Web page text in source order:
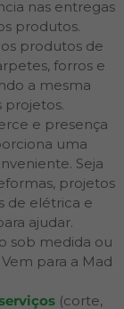
nas entregas
produtos.
produtos de
forros e
a mesma
projetos.
e presença
uma
Seja
projetos
de elétrica e
ajudar.
sob medida ou
para a Mad
(corte,